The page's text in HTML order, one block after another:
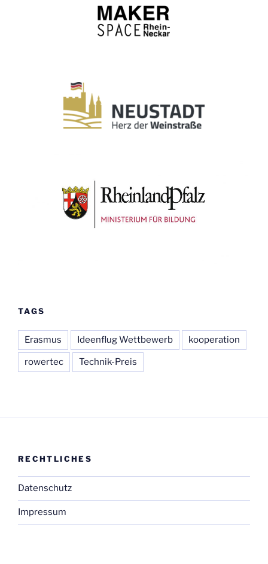
TAGS
Erasmus Ideenflug Wettbewerb kooperation
rowertec Technik-Preis
RECHTLICHES
Datenschutz
Impressum